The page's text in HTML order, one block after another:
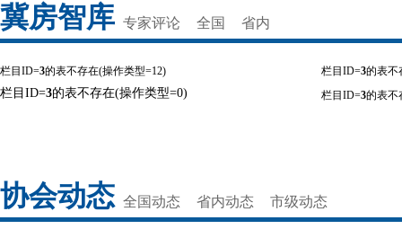
冀房智库 专家评论 全国 省内
栏目ID=3的表不存在(操作类型=12)
栏目ID=3的表不存在(操作类型=0)
栏目ID=3的表不
栏目ID=3的表不
协会动态 全国动态 省内动态 市级动态